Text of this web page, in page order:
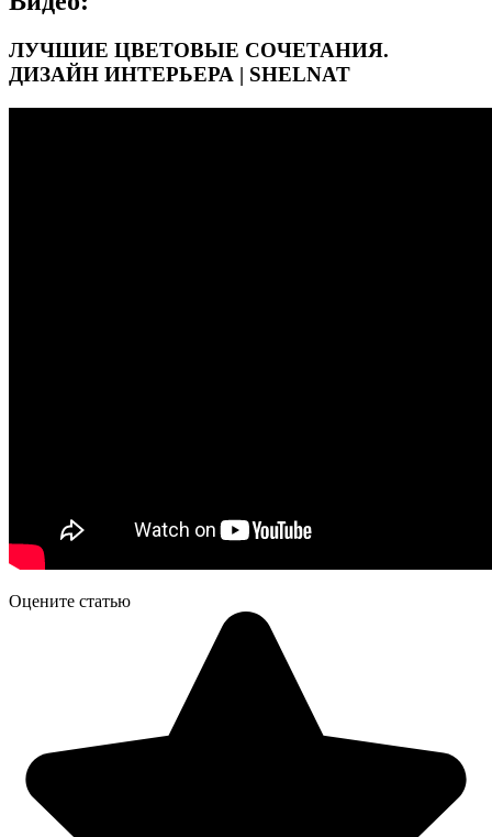
ЛУЧШИЕ ЦВЕТОВЫЕ СОЧЕТАНИЯ.
ДИЗАЙН ИНТЕРЬЕРА | SHELNAT
Оцените статью